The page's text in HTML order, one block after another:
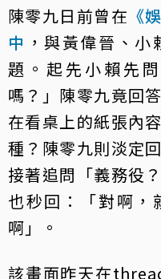
陳零九日前曾在 《
中 ，與黃偉晉、
題。起先小賴先
嗎？」陳零九竟回
在看桌上的紙張內
種？陳零九則淡定
接著追問「義務役
也秒回：「對啊，
啊」。
該畫面昨天在